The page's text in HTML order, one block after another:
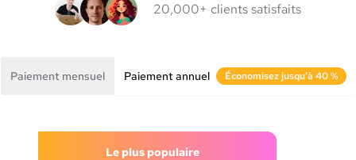
20,000+ clients satisfaits
Paiement mensuel Paiement annuel Économisez jusqu'à 40 %
Le plus populaire